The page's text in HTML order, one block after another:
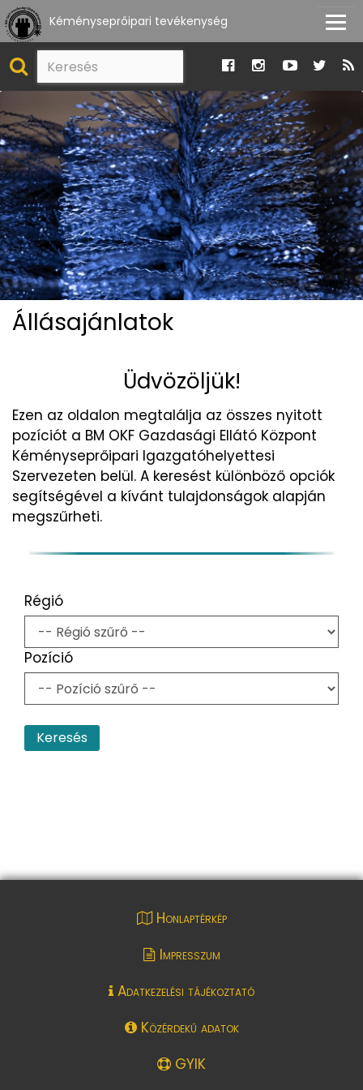
Kéményseprőipari tevékenység
Állásajánlatok
Üdvözöljük!
Ezen az oldalon megtalálja az összes nyitott
pozíciót a BM OKF Gazdasági Ellátó Központ
Kéményseprőipari Igazgatóhelyettesi
Szervezeten belül. A keresést különböző opciók
segítségével a kívánt tulajdonságok alapján
megszűrheti.
Régió
Pozíció
Honlaptérkép
Impresszum
Adatkezelési tájékoztató
Közérdekű adatok
GYIK